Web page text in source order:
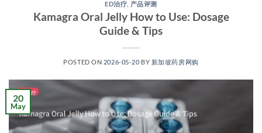
ED治疗 产品评测
Kamagra Oral Jelly How to Use: Dosage
Guide & Tips
POSTED ON 2026-05-20 BY 新加坡药房网购
20
May